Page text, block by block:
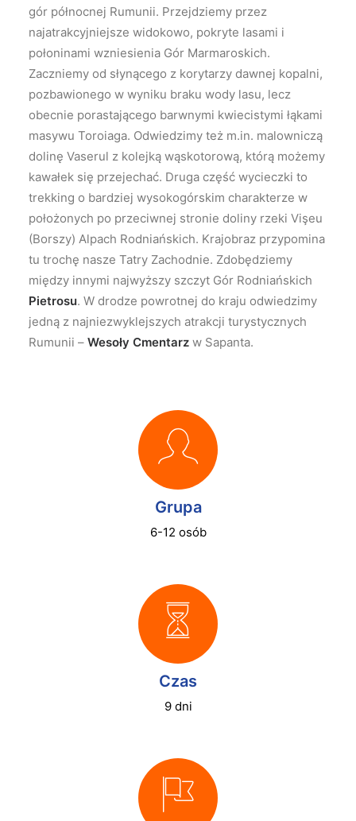
gór północnej Rumunii. Przejdziemy przez
najatrakcyjniejsze widokowo, pokryte lasami i
połoninami wzniesienia Gór Marmaroskich.
Zaczniemy od słynącego z korytarzy dawnej kopalni,
pozbawionego w wyniku braku wody lasu, lecz
obecnie porastającego barwnymi kwiecistymi łąkami
masywu Toroiaga. Odwiedzimy też m.in. malowniczą
dolinę Vaserul z kolejką wąskotorową, którą możemy
kawałek się przejechać. Druga część wycieczki to
trekking o bardziej wysokogórskim charakterze w
położonych po przeciwnej stronie doliny rzeki Vişeu
(Borszy) Alpach Rodniańskich. Krajobraz przypomina
tu trochę nasze Tatry Zachodnie. Zdobędziemy
między innymi najwyższy szczyt Gór Rodniańskich
Pietrosu. W drodze powrotnej do kraju odwiedzimy
jedną z najniezwyklejszych atrakcji turystycznych
Rumunii – Wesoły Cmentarz w Sapanta.
Grupa
6-12 osób
Czas
9 dni